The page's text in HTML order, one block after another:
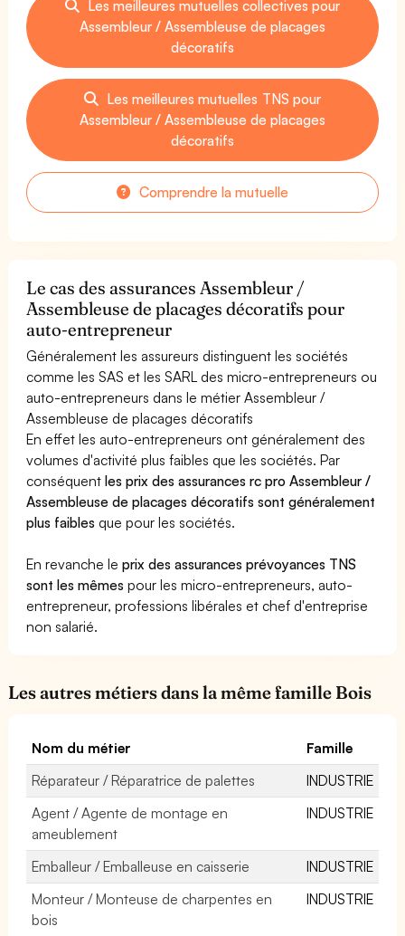
Les meilleures mutuelles collectives pour
Assembleur / Assembleuse de placages
décoratifs
Les meilleures mutuelles TNS pour
Assembleur / Assembleuse de placages
décoratifs
Comprendre la mutuelle
Le cas des assurances Assembleur /
Assembleuse de placages décoratifs pour
auto-entrepreneur
Généralement les assureurs distinguent les sociétés
comme les SAS et les SARL des micro-entrepreneurs ou
auto-entrepreneurs dans le métier Assembleur /
Assembleuse de placages décoratifs
En effet les auto-entrepreneurs ont généralement des
volumes d'activité plus faibles que les sociétés. Par
conséquentles prix des assurances rc pro Assembleur /
Assembleuse de placages décoratifs sont généralement
plus faibles que pour les sociétés.
En revanche leprix des assurances prévoyances TNS
sont les mêmes pour les micro-entrepreneurs, auto-
entrepreneur, professions libérales et chef d'entreprise
non salarié.
Les autres métiers dans la même famille Bois
Nom du métier
Famille
Réparateur / Réparatrice de palettes
INDUSTRIE
Agent / Agente de montage en
ameublement
INDUSTRIE
Emballeur / Emballeuse en caisserie
INDUSTRIE
Monteur / Monteuse de charpentes en
bois
INDUSTRIE